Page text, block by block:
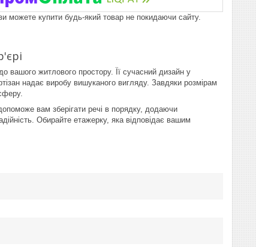
можете купити будь-який товар не покидаючи сайту.
вашого житлового простору. Її сучасний дизайн у
надає виробу вишуканого вигляду. Завдяки розмірам
вам зберігати речі в порядку, додаючи
Обирайте етажерку, яка відповідає вашим